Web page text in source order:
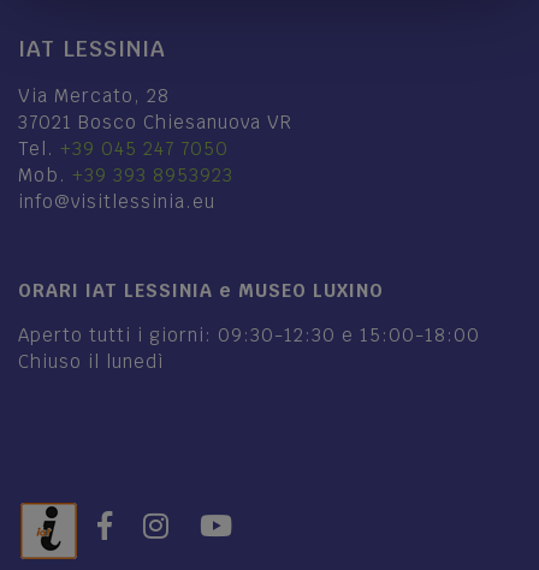
IAT LESSINIA
Via Mercato, 28
37021 Bosco Chiesanuova VR
Tel. +39 045 247 7050
Mob. +39 393 8953923
info@visitlessinia.eu
ORARI IAT LESSINIA e MUSEO LUXINO
Aperto tutti i giorni: 09:30-12:30 e 15:00-18:00
Chiuso il lunedì